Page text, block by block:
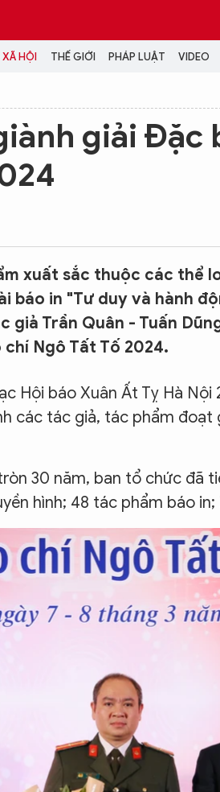
XÃ HỘI THẾ GIỚI PHÁP LUẬT VIDEO
CHÍNH TRỊ - XÃ HỘI
Đại hội Đảng
PHÁP LUẬT
SỐNG Ở HÀ NỘI
MULTIMEDIA
Podcast
Video
Infographic
giải Đặc
xuất sắc thuộc các thể
báo in "Tư duy và hành
Trần Quân - Tuấn
Ngô Tất Tố 2024.
Hội báo Xuân Ất Tỵ Hà Nội
các tác giả, tác phẩm đoạt
30 năm, ban tổ chức đã
hình; 48 tác phẩm báo